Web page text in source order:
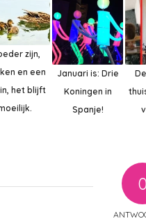
zijn,
en een
het blijft
Januari is: Drie
Koningen in
Spanje!
0